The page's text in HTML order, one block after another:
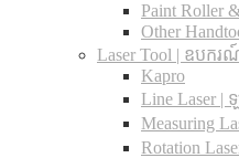
Paint Roller
Other
Laser Tool | ឧបក
Kapro
Line Laser |
Measuring
Rotation